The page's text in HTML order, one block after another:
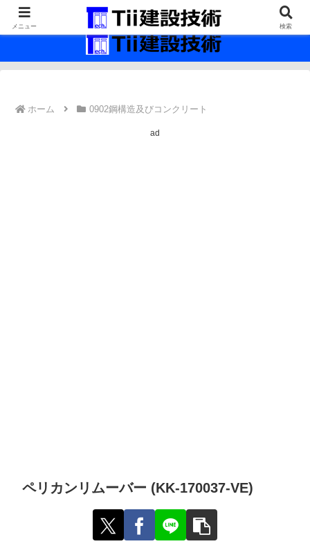
最新の建設技術の情報インフラ。
ホーム 0902鋼構造及びコンクリート
ad
ペリカンリムーバー (KK-170037-VE)
メニュー 検索